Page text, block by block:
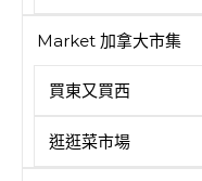
Market 加拿大市集
買東又買西
逛逛菜市場